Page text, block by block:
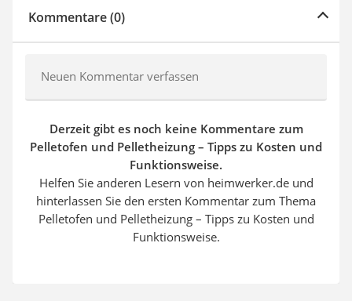
Kommentare (0)
Neuen Kommentar verfassen
Derzeit gibt es noch keine Kommentare zum
Pelletofen und Pelletheizung – Tipps zu Kosten und
Funktionsweise.
Helfen Sie anderen Lesern von heimwerker.de und
hinterlassen Sie den ersten Kommentar zum Thema
Pelletofen und Pelletheizung – Tipps zu Kosten und
Funktionsweise.